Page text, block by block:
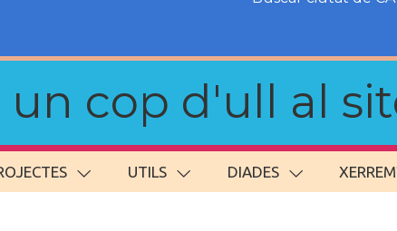
un cop d'ull al
UTILS DIADES